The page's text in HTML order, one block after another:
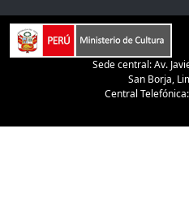
Sede central: Av.
San Borja,
Central